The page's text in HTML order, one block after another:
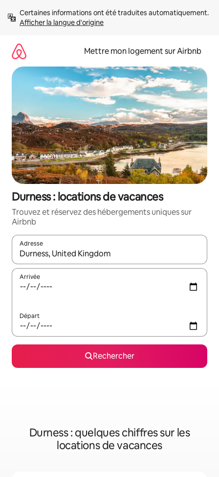
directement
Afficher la langue d'origine
Mettre mon logement sur Airbnb
Durness : locations de vacances
Trouvez et réservez des hébergements uniques sur
Airbnb
Adresse
Lorsque les résultats s'affichent, utilisez les flèches vers le
Arrivée
Départ
Rechercher
Durness : quelques chiffres sur les
locations de vacances